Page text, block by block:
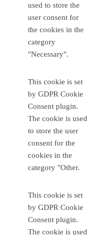
used to store the
user consent for
the cookies in the
category
"Necessary".
This cookie is set
by GDPR Cookie
Consent plugin.
The cookie is used
to store the user
consent for the
cookies in the
category "Other.
This cookie is set
by GDPR Cookie
Consent plugin.
The cookie is used